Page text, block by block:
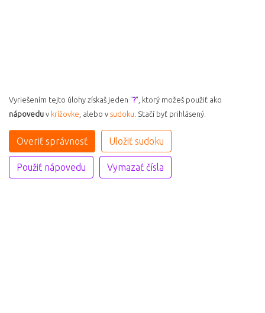
Vyriešením tejto úlohy získaš jeden "?", ktorý možeš použiť ako
nápovedu v krížovke , alebo v sudoku . Stačí byť prihlásený.